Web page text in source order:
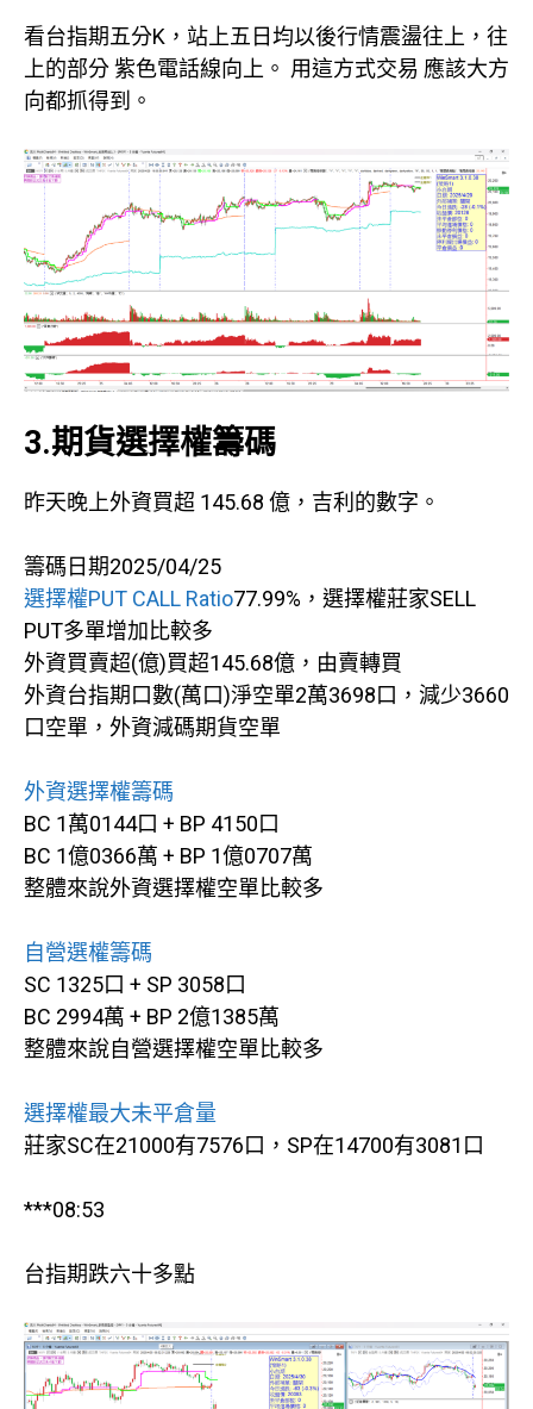
看台指期五分K，站上五日均以後行情震盪往上，往
上的部分 紫色電話線向上。 用這方式交易 應該大方
向都抓得到。
3.期貨選擇權籌碼
昨天晚上外資買超 145.68 億，吉利的數字。
籌碼日期2025/04/25
選擇權PUT CALL Ratio77.99%，選擇權莊家SELL
PUT多單增加比較多
外資買賣超(億)買超145.68億，由賣轉買
外資台指期口數(萬口)淨空單2萬3698口，減少3660
口空單，外資減碼期貨空單
外資選擇權籌碼
BC 1萬0144口 + BP 4150口
BC 1億0366萬 + BP 1億0707萬
整體來說外資選擇權空單比較多
自營選權籌碼
SC 1325口 + SP 3058口
BC 2994萬 + BP 2億1385萬
整體來說自營選擇權空單比較多
選擇權最大未平倉量
莊家SC在21000有7576口，SP在14700有3081口
***08:53
台指期跌六十多點